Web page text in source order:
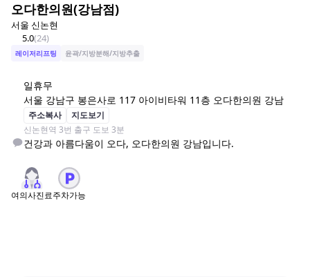
오다한의원(강남점)
서울 신논현
5.0(24)
레이저리프팅 윤곽/지방분해/지방추출
일휴무
서울 강남구 봉은사로 117 아이비타워 11층 오다한의원 강남
주소복사
지도보기
신논현역 3번 출구 도보 3분
건강과 아름다움이 오다, 오다한의원 강남입니다.
여의사진료주차가능